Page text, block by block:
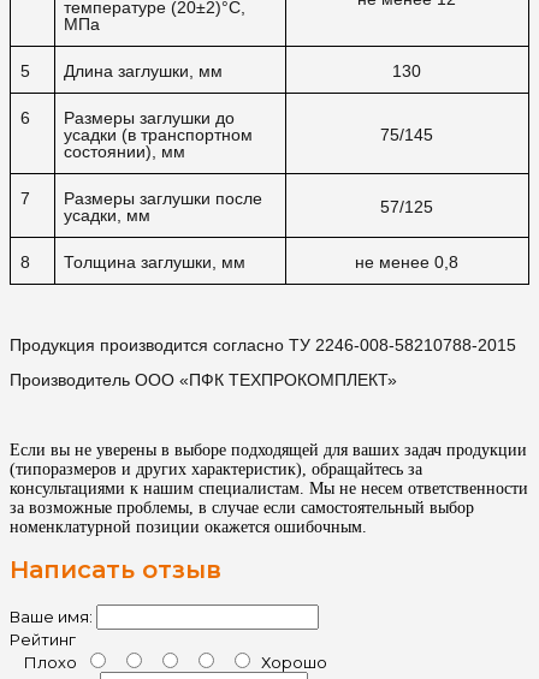
температуре (20±2)°C,
МПа
5 Длина заглушки, мм 130
6
Размеры заглушки до
усадки (в транспортном
состоянии), мм
75/145
7
Размеры заглушки после
усадки, мм
57/125
8 Толщина заглушки, мм не менее 0,8
Продукция производится согласно ТУ 2246-008-58210788-2015
Производитель ООО «ПФК ТЕХПРОКОМПЛЕКТ»
Если вы не уверены в выборе подходящей для ваших задач продукции
(типоразмеров и других характеристик), обращайтесь за
консультациями к нашим специалистам. Мы не несем ответственности
за возможные проблемы, в случае если самостоятельный выбор
номенклатурной позиции окажется ошибочным.
Написать отзыв
Ваше имя:
Рейтинг
Плохо
Хорошо